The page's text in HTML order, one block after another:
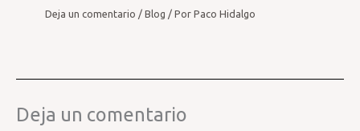
Deja un comentario /Blog / PorPaco Hidalgo
Deja un comentario